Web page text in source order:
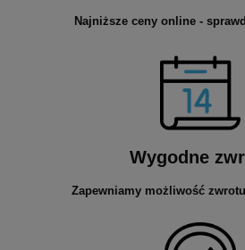
Najniższe ceny online -
Wygodne
Zapewniamy możliwość